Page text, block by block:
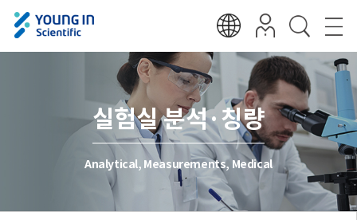
실험실 분석·칭량
Analytical, Measurements, Medical